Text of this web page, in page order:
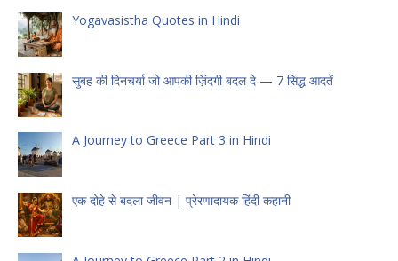
Yogavasistha Quotes in Hindi
सुबह की दिनचर्या जो आपकी ज़िंदगी बदल दे — 7 सिद्ध आदतें
A Journey to Greece Part 3 in Hindi
एक दोहे से बदला जीवन | प्रेरणादायक हिंदी कहानी